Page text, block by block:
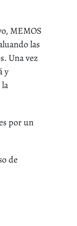
MEMOS
las
Una vez
y
por un
de